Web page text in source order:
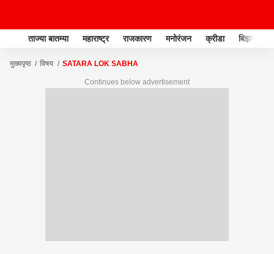
ताज्या बातम्या महाराष्ट्र राजकारण मनोरंजन क्रीडा बिझनेस
मुख्यपृष्ठ विषय SATARA LOK SABHA
Continues below advertisement